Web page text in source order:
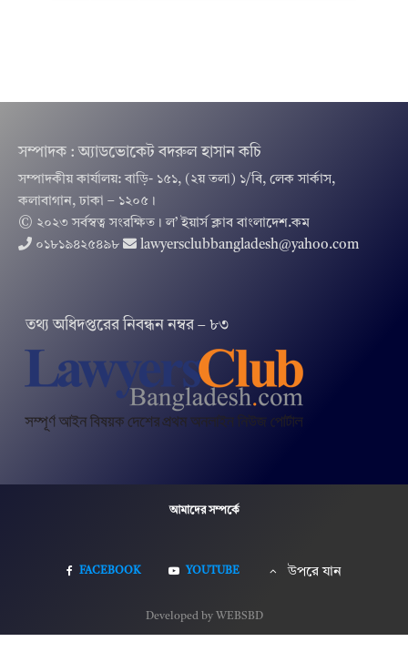
সম্পাদক : অ্যাডভোকেট বদরুল হাসান কচি
সম্পাদকীয় কার্যালয়: বাড়ি- ১৫১, (২য় তলা) ১/বি, লেক সার্কাস,
কলাবাগান, ঢাকা – ১২০৫।
© ২০২৩ সর্বস্বত্ব সংরক্ষিত । ল’ ইয়ার্স ক্লাব বাংলাদেশ.কম
০১৮১৯৪২৫৪৯৮
lawyersclubbangladesh@yahoo.com
তথ‌্য অ‌ধিদপ্ত‌রের নিবন্ধন নম্বর – ৮৩
আমাদের সম্পর্কে
FACEBOOK YOUTUBE উপরে যান
Developed by WEBSBD